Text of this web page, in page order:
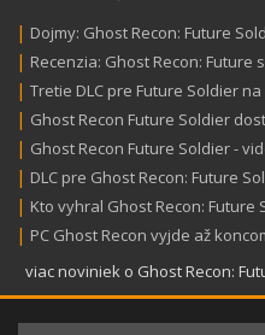
| Dojmy: Ghost Recon: Future
| Recenzia: Ghost Recon: Future
| Tretie DLC pre Future Soldier
| Ghost Recon Future Soldier
| Ghost Recon Future Soldier -
| DLC pre Ghost Recon: Future
| Kto vyhral Ghost Recon: Future
| PC Ghost Recon vyjde až
viac noviniek o Ghost Recon: